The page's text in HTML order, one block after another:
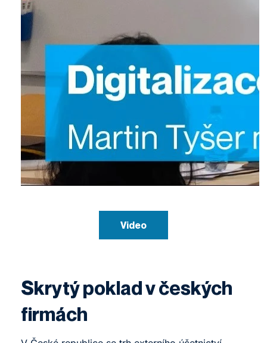
Video
Skrytý poklad v českých
firmách